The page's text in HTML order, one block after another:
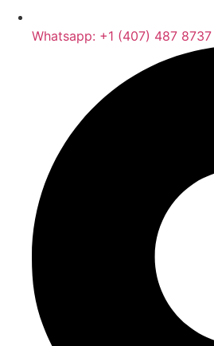
Whatsapp: +1 (407) 487 8737